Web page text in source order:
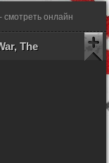
смотреть онлайн
The